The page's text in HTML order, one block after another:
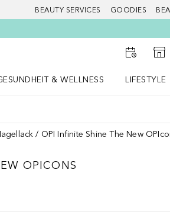
BEAUTY SERVICES GOODIES
& WELLNESS
LIFESTYLE
OPI Infinite Shine The New
OPICONS